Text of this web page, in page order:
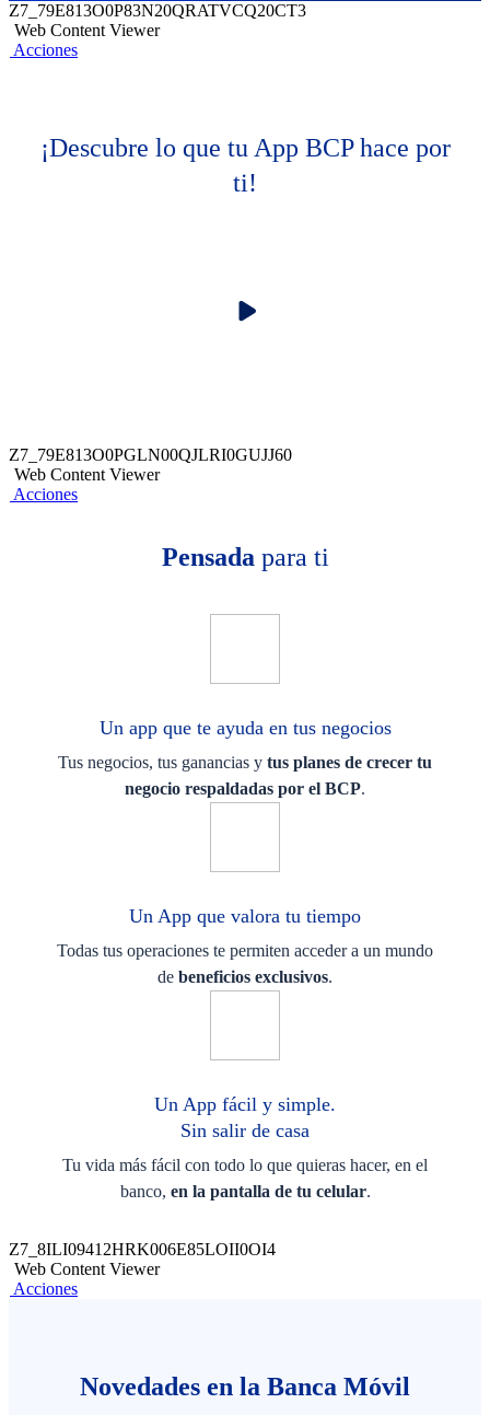
Z7_79E813O0P83N20QRATVCQ20CT3
Web Content Viewer
Acciones
¡Descubre lo que tu App BCP hace por
ti!
Z7_79E813O0PGLN00QJLRI0GUJJ60
Web Content Viewer
Acciones
Pensada para ti
Un app que te ayuda en tus negocios
Tus negocios, tus ganancias y tus planes de crecer tu
negocio respaldadas por el BCP.
Un App que valora tu tiempo
Todas tus operaciones te permiten acceder a un mundo
de beneficios exclusivos.
Un App fácil y simple.
Sin salir de casa
Tu vida más fácil con todo lo que quieras hacer, en el
banco, en la pantalla de tu celular.
Z7_8ILI09412HRK006E85LOII0OI4
Web Content Viewer
Acciones
Novedades en la Banca Móvil